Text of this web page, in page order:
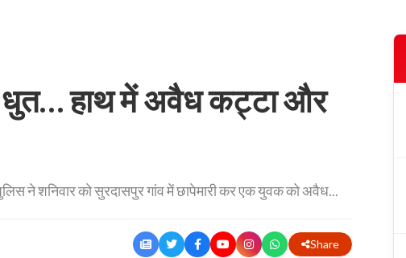
हाथ में अवैध कट्टा और
ने शनिवार को सुरदासपुर गांव में छापेमारी कर एक युवक को अवैध...
Share